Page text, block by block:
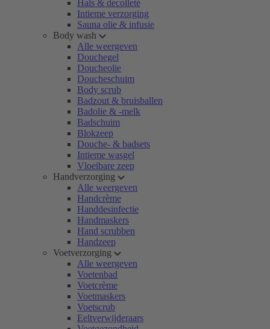
Hals & decolleté
Intieme verzorging
Sauna olie & infusie
Body wash
Alle weergeven
Douchegel
Doucheolie
Doucheschuim
Body scrub
Badzout & bruisballen
Badolie & -melk
Badschuim
Blokzeep
Douche- & badsets
Intieme wasgel
Vloeibare zeep
Handverzorging
Alle weergeven
Handcrème
Handdesinfectie
Handmaskers
Hand scrubben
Handzeep
Voetverzorging
Alle weergeven
Voetenbad
Voetcrème
Voetmaskers
Voetscrub
Eeltverwijderaars